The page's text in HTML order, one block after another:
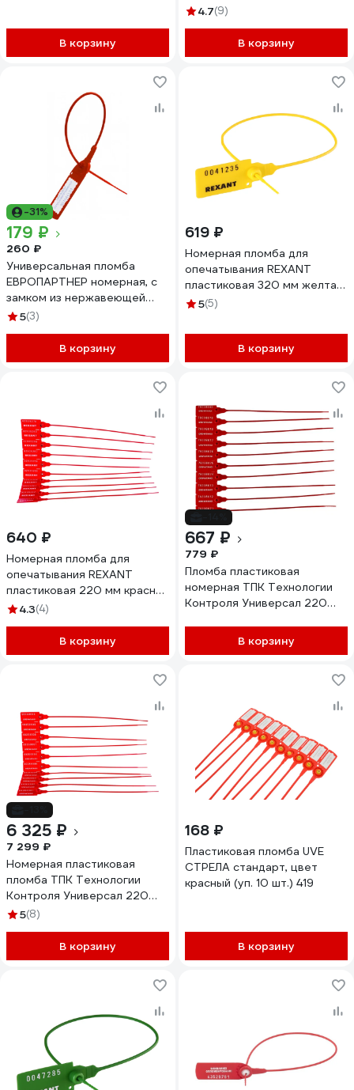
В корзину
4.7(9)
В корзину
-31%
179 ₽
260 ₽
Универсальная пломба
ЕВРОПАРТНЕР номерная, с
замком из нержавеющей
стали, 220 мм, 10 штук 3
5(3)
В корзину
619 ₽
Номерная пломба для
опечатывания REXANT
пластиковая 320 мм желтая
50 шт 07-6132
5(5)
В корзину
640 ₽
Номерная пломба для
опечатывания REXANT
пластиковая 220 мм красная
50 шт 07-6111
4.3(4)
В корзину
667 ₽
779 ₽
Пломба пластиковая
номерная ТПК Технологии
Контроля Универсал 220
В корзину
6 325 ₽
7 299 ₽
Номерная пластиковая
пломба ТПК Технологии
Контроля Универсал 220
(Цвет:красный) 1000 шт.
5(8)
В корзину
168 ₽
Пластиковая пломба UVE
СТРЕЛА стандарт, цвет
красный (уп. 10 шт.) 419
В корзину